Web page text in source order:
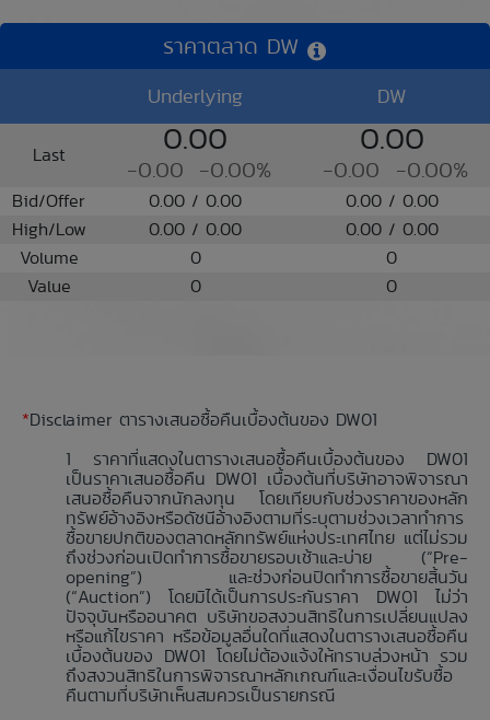
ราคาตลาด DW
Underlying DW
Last 0.00
-0.00 -0.00%
0.00
-0.00 -0.00%
Bid/Offer 0.00 / 0.00
0.00 / 0.00
High/Low
0.00 / 0.00
0.00 / 0.00
Volume
0
0
Value
0 0
*Disclaimer ตารางเสนอซื้อคืนเบื้องต้นของ DW01
ราคาที่แสดงในตารางเสนอซื้อคืนเบื้องต้นของ DW01
เป็นราคาเสนอซื้อคืน DW01 เบื้องต้นที่บริษัทอาจพิจารณา
เสนอซื้อคืนจากนักลงทุน โดยเทียบกับช่วงราคาของหลัก
ทรัพย์อ้างอิงหรือดัชนีอ้างอิงตามที่ระบุตามช่วงเวลาทำการ
ซื้อขายปกติของตลาดหลักทรัพย์แห่งประเทศไทย แต่ไม่รวม
ถึงช่วงก่อนเปิดทำการซื้อขายรอบเช้าและบ่าย (“Pre-
opening”) และช่วงก่อนปิดทำการซื้อขายสิ้นวัน
(“Auction”) โดยมิได้เป็นการประกันราคา DW01 ไม่ว่า
ปัจจุบันหรืออนาคต บริษัทขอสงวนสิทธิในการเปลี่ยนแปลง
หรือแก้ไขราคา หรือข้อมูลอื่นใดที่แสดงในตารางเสนอซื้อคืน
เบื้องต้นของ DW01 โดยไม่ต้องแจ้งให้ทราบล่วงหน้า รวม
ถึงสงวนสิทธิในการพิจารณาหลักเกณฑ์และเงื่อนไขรับซื้อ
คืนตามที่บริษัทเห็นสมควรเป็นรายกรณี